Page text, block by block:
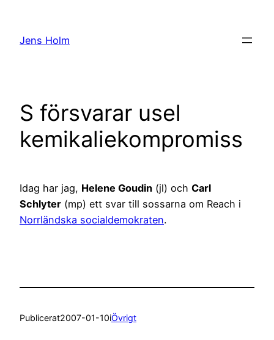
innehåll
Jens Holm
S försvarar usel
kemikaliekompromiss
Idag har jag, Helene Goudin (jl) och Carl
Schlyter (mp) ett svar till sossarna om Reach i
Norrländska socialdemokraten.
Publicerat2007-01-10iÖvrigt